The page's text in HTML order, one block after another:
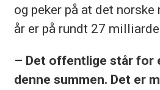
og peker på at det
år er på rundt 27
– Det offentlige står for
denne summen. Det er